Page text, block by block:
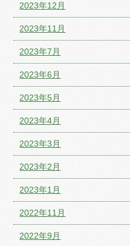
2023年12月
2023年11月
2023年7月
2023年6月
2023年5月
2023年4月
2023年3月
2023年2月
2023年1月
2022年11月
2022年9月